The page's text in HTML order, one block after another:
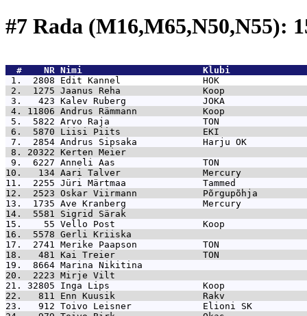
#7 Rada (M16,M65,N50,N55):
  #    NR
Nimi                      Klubi
1.  2808 Edit Kannel               HOK
2.  1275 Jaanus Reha               Koop
3.   423 Kalev Ruberg              JOKA
4. 11806 Andrus Rämmann            Koop
5.  5822 Arvo Raja                 TON
6.  5870 Liisi Piits               EKI
7.  2854 Andrus Sipsaka            Harju OK
8. 20322 Kerten Meier
9.  6227 Anneli Aas                TON
10.   134 Aari Talver               Mercury
11.  2255 Jüri Märtmaa              Tammed
12.  2523 Oskar Viirmann            Põrgupõhja
13.  1735 Ave Kranberg              Mercury
14.  5581 Sigrid Särak
15.    55 Vello Post                Koop
16.  5578 Gerli Kriiska
17.  2741 Merike Paapson            TON
18.   481 Kai Treier                TON
19.  8664 Marina Nikitina
20.  2223 Mirje Vilt
21. 32805 Inga Lips                 Koop
22.   811 Enn Kuusik                Rakv
23.   912 Toivo Leisner             Elioni SK